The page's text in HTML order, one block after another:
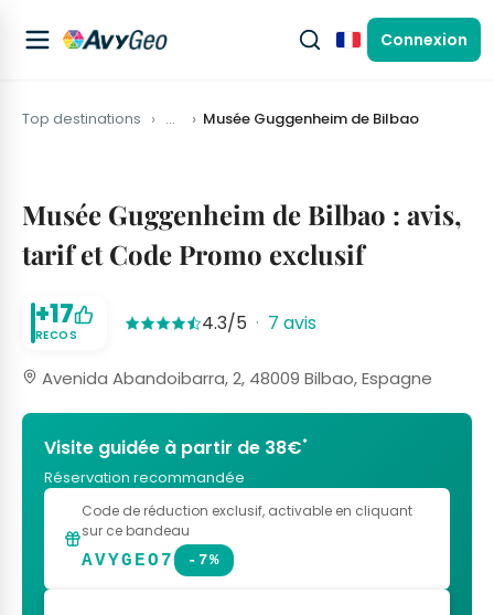
FrançaisConnexion
Top destinations … Musée Guggenheim de Bilbao
Musée Guggenheim de Bilbao : avis,
tarif et Code Promo exclusif
+17
RECOS 4.3/5 · 7 avis
Avenida Abandoibarra, 2, 48009 Bilbao, Espagne
Visite guidée à partir de 38€*
Réservation recommandée
Code de réduction exclusif, activable en cliquant
sur ce bandeau
AVYGEO7 -7%